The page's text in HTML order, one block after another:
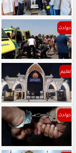
حوادث
تعليم
حوادث